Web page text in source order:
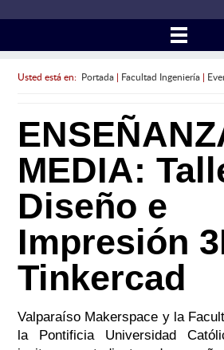
Usted está en: Portada| Facultad Ingeniería|
MEDIA:
Diseño e
Impresión
Tinkercad
Valparaíso Makerspace y la
la Pontificia Universidad